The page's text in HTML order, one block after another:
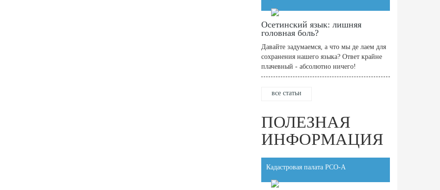
Осетинский язык: лишняя
головная боль?
Давайте задумаемся, а что мы де лаем для
сохранения нашего языка? Ответ крайне
плачевный - абсолютно ничего!
все статьи
ПОЛЕЗНАЯ
ИНФОРМАЦИЯ
Кадастровая палата РСО-А